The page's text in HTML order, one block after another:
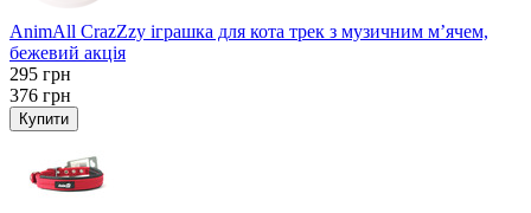
AnimAll CrazZzy іграшка для кота трек з музичним м’ячем,
бежевий акція
295 грн
376 грн
Купити